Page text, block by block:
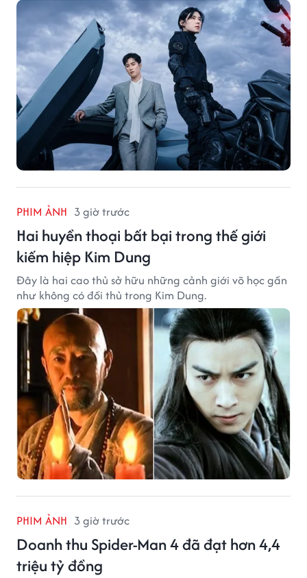
PHIM ẢNH 3 giờ trước
Hai huyền thoại bất bại trong thế giới
kiếm hiệp Kim Dung
Đây là hai cao thủ sở hữu những cảnh giới võ học gần
như không có đối thủ trong Kim Dung.
PHIM ẢNH 3 giờ trước
Doanh thu Spider-Man 4 đã đạt hơn 4,4
triệu tỷ đồng